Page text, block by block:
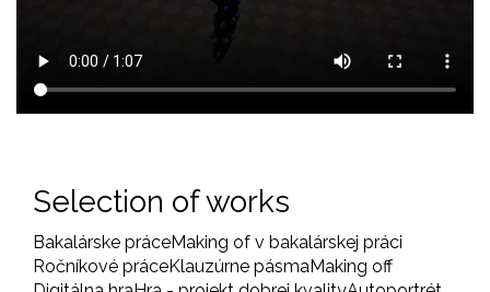
Selection of works
Bakalárske práceMaking of v bakalárskej práci
Ročníkové práceKlauzúrne pásmaMaking off